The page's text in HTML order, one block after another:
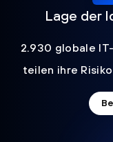
Lage der
2.930 globale
teilen ihre